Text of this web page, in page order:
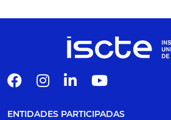
ENTIDADES PARTICIPADAS